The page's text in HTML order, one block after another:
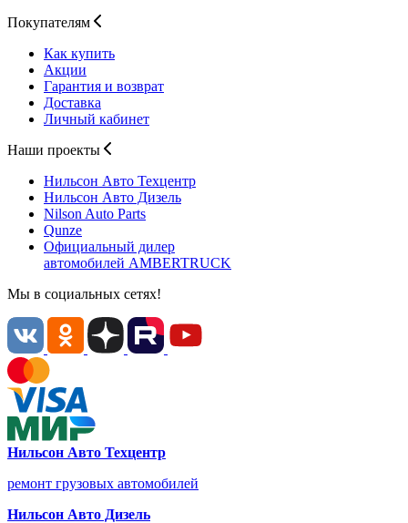
Покупателям
Как купить
Акции
Гарантия и возврат
Доставка
Личный кабинет
Наши проекты
Нильсон Авто Техцентр
Нильсон Авто Дизель
Nilson Auto Parts
Qunze
Официальный дилер
автомобилей AMBERTRUCK
Мы в социальных сетях!
Нильсон Авто Техцентр
ремонт грузовых автомобилей
Нильсон Авто Дизель